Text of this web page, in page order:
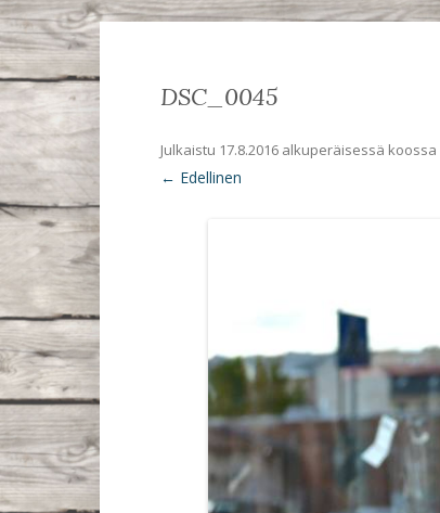
DSC_0045
Julkaistu 17.8.2016 alkuperäisessä koossa
← Edellinen